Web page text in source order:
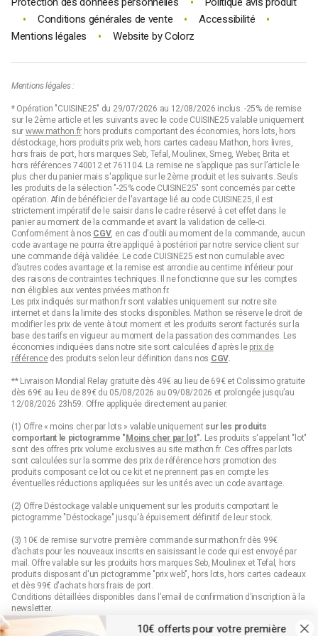
• Conditions générales de vente • Accessibilité •
Mentions légales • Website byColorz
Mentions légales :
* Opération "CUISINE25" du 29/07/2026 au 12/08/2026 inclus. -25% de remise
sur le 2ème article et les suivants avec le code CUISINE25 valable uniquement
sur www.mathon.frhors produits comportant des économies, hors lots, hors
déstockage, hors produits prix web, hors cartes cadeau Mathon, hors livres,
hors frais de port, hors marques Seb, Tefal, Moulinex, Smeg, Weber, Brita et
hors références 740012 et 761104. La remise ne s’applique pas sur l’article le
plus cher du panier mais s'applique sur le 2ème produit et les suivants. Seuls
les produits de la sélection "-25% code CUISINE25" sont concernés par cette
opération. Afin de bénéficier de l'avantage lié au code CUISINE25, il est
strictement impératif de le saisir dans le cadre réservé à cet effet dans le
panier au moment de la commande et avant la validation de celle-ci.
Conformément à nos CGV, en cas d'oubli au moment de la commande, aucun
code avantage ne pourra être appliqué à postériori par notre service client sur
une commande déjà validée. Le code CUISINE25 est non cumulable avec
d’autres codes avantage et la remise est arrondie au centime inférieur pour
des raisons de contraintes techniques. Il ne fonctionne que sur les comptes
non éligibles aux ventes privées mathon.fr.
Les prix indiqués sur mathon.fr sont valables uniquement sur notre site
internet et dans la limite des stocks disponibles. Mathon se réserve le droit de
modifier les prix de vente à tout moment et les produits seront facturés sur la
base des tarifs en vigueur au moment de la passation des commandes. Les
économies indiquées dans notre site sont calculées d'après le prix de
référencedes produits selon leur définition dans nos CGV.
** Livraison Mondial Relay gratuite dès 49€ au lieu de 69€ et Colissimo gratuite
dès 69€ au lieu de 89€ du 05/08/2026 au 09/08/2026 et prolongée jusqu’au
12/08/2026 23h59. Offre appliquée directement au panier.
(1) Offre « moins cher par lots » valable uniquement sur les produits
comportant le pictogramme "Moins cher par lot". Les produits s'appelant "lot"
sont des offres prix volume exclusives au site mathon.fr. Ces offres par lots
sont calculées sur la somme des prix de référence hors promotion des
produits composant ce lot ou ce kit et ne prennent pas en compte les
éventuelles réductions appliquées sur les unités avec un code avantage.
(2) Offre Déstockage valable uniquement sur les produits comportant le
pictogramme "Déstockage" jusqu'à épuisement définitif de leur stock.
(3) 10€ de remise sur votre première commande sur mathon.fr dès 99€
d’achats pour les nouveaux inscrits en saisissant le code qui est envoyé par
mail. Offre valable sur les produits hors marques Seb, Moulinex et Tefal, hors
produits disposant d'un pictogramme "prix web", hors lots, hors cartes cadeaux
et dès 99€ d'achats hors frais de port.
Conditions détaillées disponibles dans l’email de confirmation d’inscription à la
newsletter.
(4) Offre « Prix web » valable uniquement sur les produits comportant le
10€ offerts pour votre première